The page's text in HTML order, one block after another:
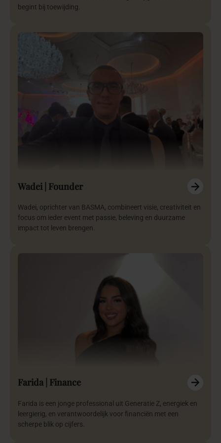
begint bij toewijding.
Wadei | Founder
Wadei, oprichter van BASMA, combineert visie, creativiteit en
focus om ieder event met passie, beleving en duurzame
impact tot leven brengen.
Farida | Finance
Farida is een jonge professional uit Generatie Z, energiek en
leergierig, en verantwoordelijk voor financiën met een
scherpe blik op cijfers.